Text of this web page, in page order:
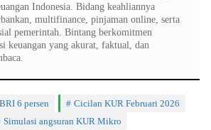
Indonesia. Bidang keahliannya
multifinance, pinjaman online, serta
pemerintah. Bintang berkomitmen
keuangan yang akurat, faktual, dan
6 persen
Cicilan KUR Februari 2026
Simulasi angsuran KUR Mikro